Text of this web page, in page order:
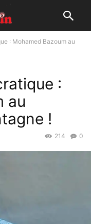
: Mohamed Bazoum au
:
au
!
0
214